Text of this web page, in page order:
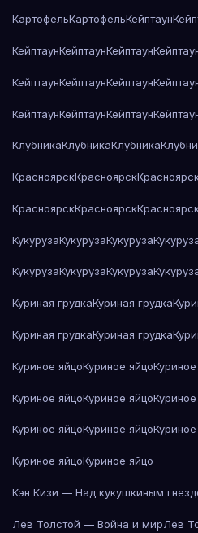
КартофельКартофельКейптаун
КейптаунКейптаунКейптаун
КейптаунКейптаунКейптаун
КейптаунКейптаунКейптаун
КлубникаКлубникаКлубника
КрасноярскКрасноярск
КрасноярскКрасноярск
КукурузаКукурузаКукуруза
КукурузаКукурузаКукуруза
Куриная грудкаКуриная грудка
Куриная грудкаКуриная грудка
Куриное яйцоКуриное яйцо
Куриное яйцоКуриное яйцо
Куриное яйцоКуриное яйцо
Куриное яйцоКуриное яйцо
Кэн Кизи — Над кукушкиным
Лев Толстой — Война и мирЛев